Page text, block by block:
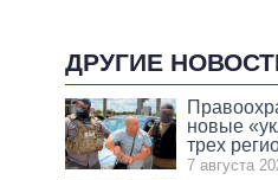
ДРУГИЕ
новые
трех
7 августа